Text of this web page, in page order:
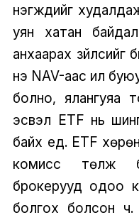
нэгжүүдийг
уян хатан
анхаарах
үнэ NAV-аас илүү
болно, ялангуяа
эсвэл ETF нь
байх үед. ETF
комисс төлж
брокерууд одоо
болгох болсон